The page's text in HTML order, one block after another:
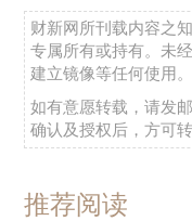
财新网所刊载内容之
专属所有或持有。未
建立镜像等任何使用。
如有意愿转载，请发
确认及授权后，方可转
推荐阅读